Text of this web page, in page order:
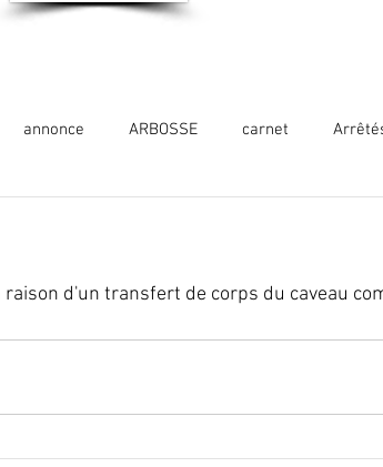
annonce ARBOSSE carnet
d'un transfert de corps du caveau